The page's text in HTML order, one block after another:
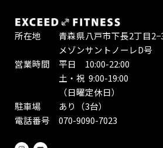
所在地 青森県八戸市下長2丁目
メゾンサントノーレD号
営業時間 平日 10:00-22:00
土・祝 9:00-19:00
（日曜定休日）
駐車場 あり（3台）
電話番号 070-9090-7023
I Y